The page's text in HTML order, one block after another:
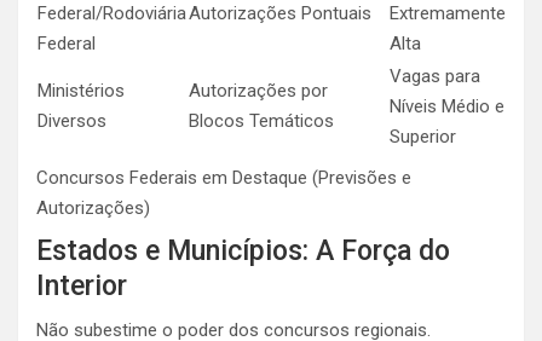
Concursos Federais em Destaque (Previsões e
Autorizações)
Federal/Rodoviária
Federal
Autorizações Pontuais
Extremamente
Alta
Ministérios
Diversos
Autorizações por
Blocos Temáticos
Vagas para
Níveis Médio e
Superior
Estados e Municípios: A Força do
Interior
Não subestime o poder dos concursos regionais.